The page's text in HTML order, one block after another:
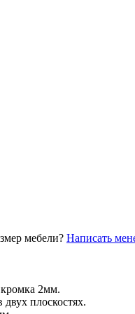
мебели? Написать
2мм.
плоскостях.